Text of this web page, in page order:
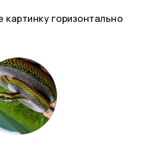
картинку горизонтально